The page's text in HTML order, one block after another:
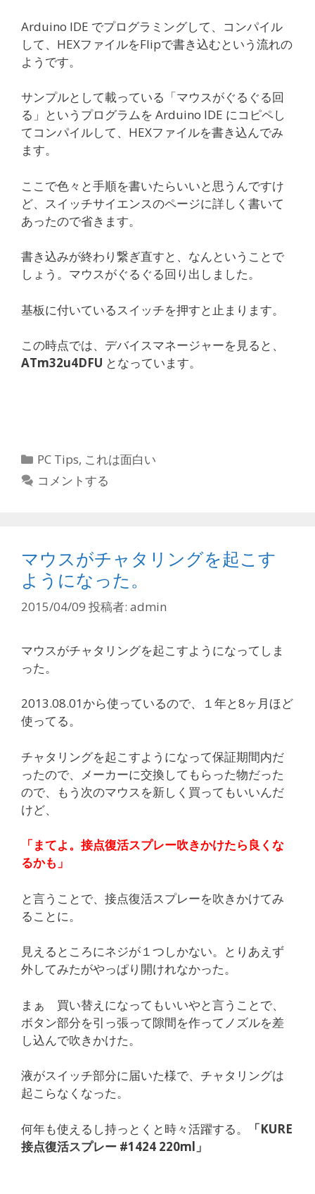
Arduino IDE でプログラミングして、コンパイル
して、HEXファイルをFlipで書き込むという流れの
ようです。
サンプルとして載っている「マウスがぐるぐる回
る」というプログラムを Arduino IDE にコピペし
てコンパイルして、HEXファイルを書き込んでみ
ます。
ここで色々と手順を書いたらいいと思うんですけ
ど、スイッチサイエンスのページに詳しく書いて
あったので省きます。
書き込みが終わり繋ぎ直すと、なんということで
しょう。マウスがぐるぐる回り出しました。
基板に付いているスイッチを押すと止まります。
この時点では、デバイスマネージャーを見ると、
ATm32u4DFU となっています。
カ
テ
PC Tips, これは面白い
コメントする
マウスがチャタリングを起こす
ようになった。
2015/04/09 投稿者: admin
マウスがチャタリングを起こすようになってしま
った。
2013.08.01から使っているので、１年と8ヶ月ほど
使ってる。
チャタリングを起こすようになって保証期間内だ
ったので、メーカーに交換してもらった物だった
ので、もう次のマウスを新しく買ってもいいんだ
けど、
「まてよ。接点復活スプレー吹きかけたら良くな
るかも」
と言うことで、接点復活スプレーを吹きかけてみ
ることに。
見えるところにネジが１つしかない。とりあえず
外してみたがやっぱり開けれなかった。
まぁ 買い替えになってもいいやと言うことで、
ボタン部分を引っ張って隙間を作ってノズルを差
し込んで吹きかけた。
液がスイッチ部分に届いた様で、チャタリングは
起こらなくなった。
何年も使えるし持っとくと時々活躍する。
「KURE
接点復活スプレー #1424 220ml」